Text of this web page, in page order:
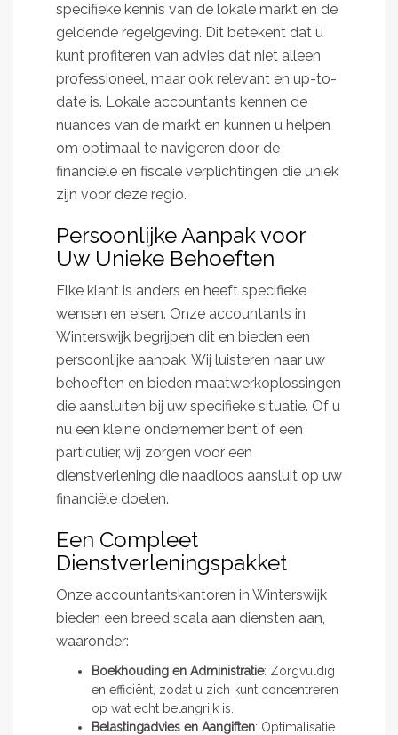
specifieke kennis van de lokale markt en de
geldende regelgeving. Dit betekent dat u
kunt profiteren van advies dat niet alleen
professioneel, maar ook relevant en up-to-
date is. Lokale accountants kennen de
nuances van de markt en kunnen u helpen
om optimaal te navigeren door de
financiële en fiscale verplichtingen die uniek
zijn voor deze regio.
Persoonlijke Aanpak voor
Uw Unieke Behoeften
Elke klant is anders en heeft specifieke
wensen en eisen. Onze accountants in
Winterswijk begrijpen dit en bieden een
persoonlijke aanpak. Wij luisteren naar uw
behoeften en bieden maatwerkoplossingen
die aansluiten bij uw specifieke situatie. Of u
nu een kleine ondernemer bent of een
particulier, wij zorgen voor een
dienstverlening die naadloos aansluit op uw
financiële doelen.
Een Compleet
Dienstverleningspakket
Onze accountantskantoren in Winterswijk
bieden een breed scala aan diensten aan,
waaronder:
Boekhouding en Administratie: Zorgvuldig
en efficiënt, zodat u zich kunt concentreren
op wat echt belangrijk is.
Belastingadvies en Aangiften: Optimalisatie